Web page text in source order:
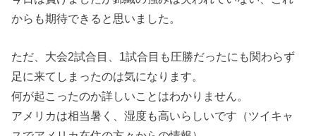
からも期待できると思いました。
ただ、大会2試合目、1試合目も圧勝だったにも関わらず
足に来てしまったのは気になります。
何が起こったのか詳しいことはわかりません。
アメリカは相当暑く、湿度も高いらしいです（ツイキャ